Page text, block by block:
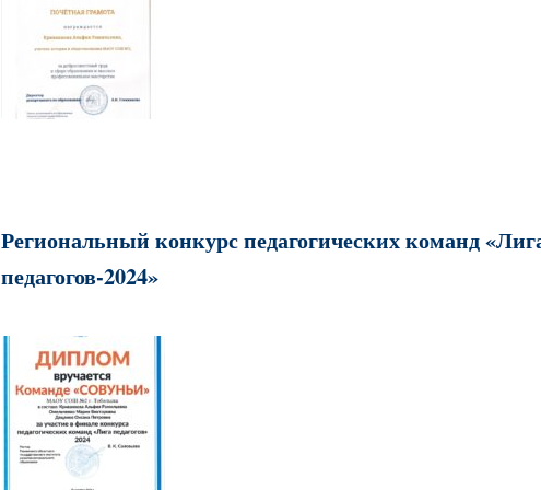
Региональный конкурс педагогических команд
педагогов-2024»